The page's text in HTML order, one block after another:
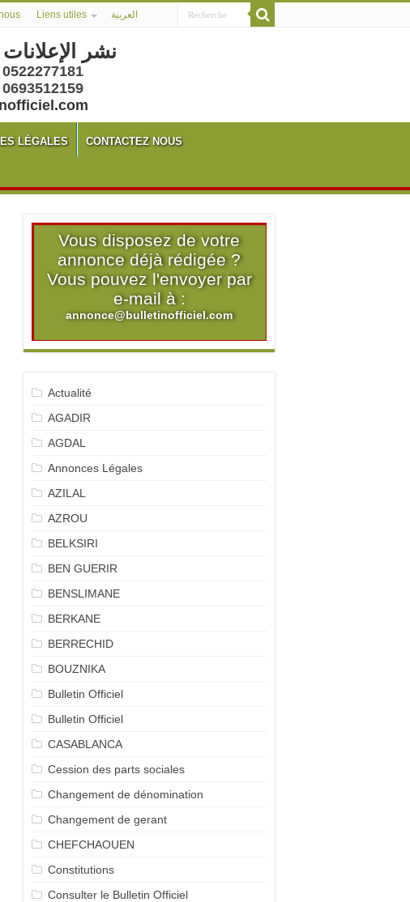
Liens utiles العربية
نشر
LÉGALES CONTACTEZ NOUS
Vous disposez de votre
annonce déjà rédigée ?
Vous pouvez l'envoyer par
e-mail à :
annonce@bulletinofficiel.com
Actualité
AGADIR
AGDAL
Annonces Légales
AZILAL
AZROU
BELKSIRI
BEN GUERIR
BENSLIMANE
BERKANE
BERRECHID
BOUZNIKA
Bulletin Officiel
Bulletin Officiel
CASABLANCA
Cession des parts sociales
Changement de dénomination
Changement de gerant
CHEFCHAOUEN
Constitutions
Consulter le Bulletin Officiel